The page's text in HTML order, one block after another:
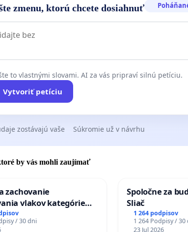
zmenu, ktorú chcete dosiahnuť
to vlastnými slovami. AI za vás pripraví silnú petíciu.
Vytvoriť petíciu
zostávajú vaše Súkromie už v návrhu
by vás mohli zaujímať
zachovanie
vlakov kategórie
TATRAN v železničnej
/ 30 dni
Spoločne za
Sliač
1 264 podpisov
1 264 Podpisy / 30
23 Jul 2026